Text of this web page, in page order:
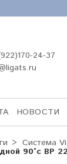
24-37
НОВОСТИ
Система
90°с ВР